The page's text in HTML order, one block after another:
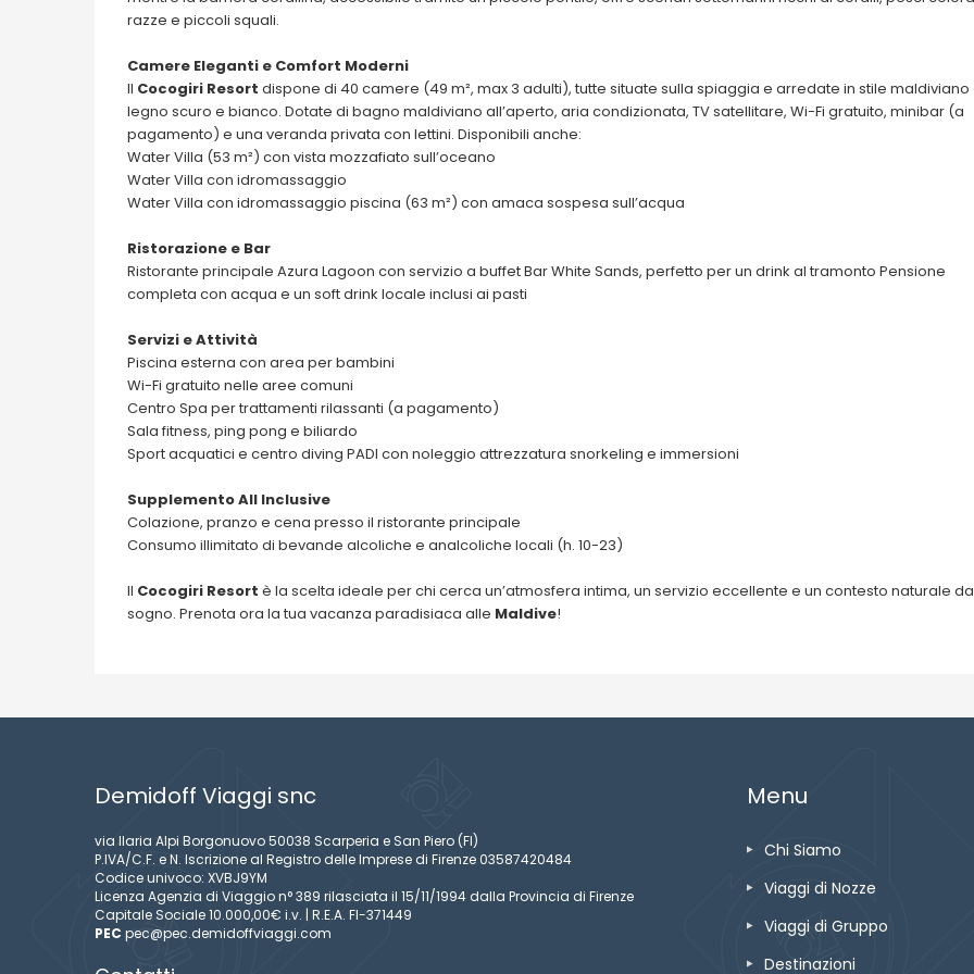
razze e piccoli squali.
Camere Eleganti e Comfort Moderni
Il Cocogiri Resort dispone di 40 camere (49 m², max 3 adulti), tutte situate sulla spiaggia e arredate in stile maldiviano
legno scuro e bianco. Dotate di bagno maldiviano all’aperto, aria condizionata, TV satellitare, Wi-Fi gratuito, minibar (a
pagamento) e una veranda privata con lettini. Disponibili anche:
Water Villa (53 m²) con vista mozzafiato sull’oceano
Water Villa con idromassaggio
Water Villa con idromassaggio piscina (63 m²) con amaca sospesa sull’acqua
Ristorazione e Bar
Ristorante principale Azura Lagoon con servizio a buffet Bar White Sands, perfetto per un drink al tramonto Pensione
completa con acqua e un soft drink locale inclusi ai pasti
Servizi e Attività
Piscina esterna con area per bambini
Wi-Fi gratuito nelle aree comuni
Centro Spa per trattamenti rilassanti (a pagamento)
Sala fitness, ping pong e biliardo
Sport acquatici e centro diving PADI con noleggio attrezzatura snorkeling e immersioni
Supplemento All Inclusive
Colazione, pranzo e cena presso il ristorante principale
Consumo illimitato di bevande alcoliche e analcoliche locali (h. 10-23)
Il Cocogiri Resort è la scelta ideale per chi cerca un’atmosfera intima, un servizio eccellente e un contesto naturale da
sogno. Prenota ora la tua vacanza paradisiaca alle Maldive!
Demidoff Viaggi snc
via Ilaria Alpi Borgonuovo 50038 Scarperia e San Piero (FI)
P.IVA/C.F. e N. Iscrizione al Registro delle Imprese di Firenze 03587420484
Codice univoco: XVBJ9YM
Licenza Agenzia di Viaggio n° 389 rilasciata il 15/11/1994 dalla Provincia di Firenze
Capitale Sociale 10.000,00€ i.v. | R.E.A. FI-371449
PEC pec@pec.demidoffviaggi.com
Menu
Chi Siamo
Viaggi di Nozze
Viaggi di Gruppo
Destinazioni